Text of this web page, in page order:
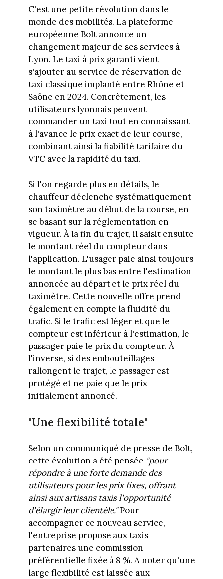
C'est une petite révolution dans le
monde des mobilités. La plateforme
européenne Bolt annonce un
changement majeur de ses services à
Lyon. Le taxi à prix garanti vient
s'ajouter au service de réservation de
taxi classique implanté entre Rhône et
Saône en 2024. Concrètement, les
utilisateurs lyonnais peuvent
commander un taxi tout en connaissant
à l'avance le prix exact de leur course,
combinant ainsi la fiabilité tarifaire du
VTC avec la rapidité du taxi.
Si l'on regarde plus en détails, le
chauffeur déclenche systématiquement
son taximètre au début de la course, en
se basant sur la réglementation en
vigueur. À la fin du trajet, il saisit ensuite
le montant réel du compteur dans
l'application. L'usager paie ainsi toujours
le montant le plus bas entre l'estimation
annoncée au départ et le prix réel du
taximètre. Cette nouvelle offre prend
également en compte la fluidité du
trafic. Si le trafic est léger et que le
compteur est inférieur à l'estimation, le
passager paie le prix du compteur. À
l'inverse, si des embouteillages
rallongent le trajet, le passager est
protégé et ne paie que le prix
initialement annoncé.
"Une flexibilité totale"
Selon un communiqué de presse de Bolt,
cette évolution a été pensée "pour
répondre à une forte demande des
utilisateurs pour les prix fixes, offrant
ainsi aux artisans taxis l'opportunité
d'élargir leur clientèle."Pour
accompagner ce nouveau service,
l'entreprise propose aux taxis
partenaires une commission
préférentielle fixée à 8 %. A noter qu'une
large flexibilité est laissée aux